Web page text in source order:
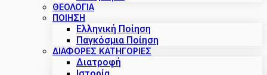
ΘΕΟΛΟΓΙΑ
ΠΟΙΗΣΗ
Ελληνική Ποίηση
Παγκόσμια Ποίηση
ΔΙΑΦΟΡΕΣ ΚΑΤΗΓΟΡΙΕΣ
Διατροφή